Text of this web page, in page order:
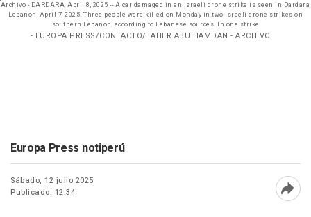
Archivo - DARDARA, April 8, 2025 -- A car damaged in an Israeli drone strike is seen in Dardara,
Lebanon, April 7, 2025. Three people were killed on Monday in two Israeli drone strikes on
southern Lebanon, according to Lebanese sources. In one strike
- EUROPA PRESS/CONTACTO/TAHER ABU HAMDAN - ARCHIVO
Europa Press notiperú
Sábado, 12 julio 2025
Publicado: 12:34